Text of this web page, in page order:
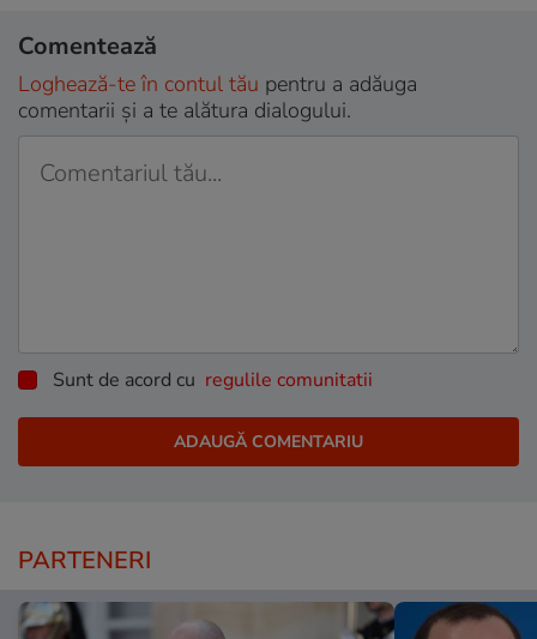
Comentează
Loghează-te în contul tău pentru a adăuga
comentarii și a te alătura dialogului.
Sunt de acord cu regulile comunitatii
PARTENERI